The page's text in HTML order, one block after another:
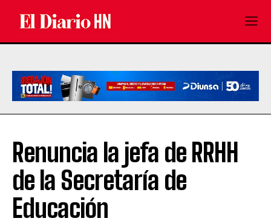
Renuncia la jefa de RRHH
de la Secretaría de
Educación